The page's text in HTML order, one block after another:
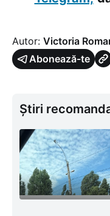
Autor: Victoria
Abonează-te
Știri